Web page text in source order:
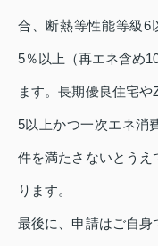
合、断熱等性能等級6
5％以上（再エネ含め
ます。長期優良住宅
5以上かつ一次エネ消
件を満たさないとうえ
ります。
最後に、申請はご自身